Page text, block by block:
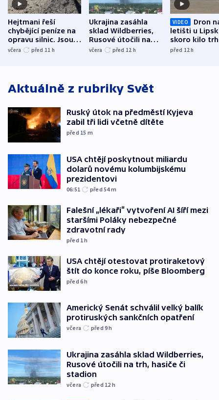
Hejtmani řeší
chybějící peníze na
opravu silnic. Jsou
nenárokové, namítá
včera před 11 h
Ukrajina zasáhla
sklad Wildberries,
Rusové útočili na
trh, hasiče či
včera před 12 h
VIDEO
Dron
letišti u
skoro kilo
indicie
před 12h
Aktuálně z rubriky Svět
Ruský útok na předměstí Kyjeva
zabil tři lidi včetně dítěte
před 15 m
USA chtějí poskytnout miliardu
dolarů novému kolumbijskému
prezidentovi
06:51 před 54m
Falešní „lékaři“ vytvoření AI šíří mezi
staršími Poláky nebezpečné
zdravotní rady
před 1h
USA chtějí otestovat protiraketový
štít do konce roku, píše Bloomberg
před 6h
Americký Senát schválil velký balík
protiruských sankčních opatření
včera před 9h
Ukrajina zasáhla sklad Wildberries,
Rusové útočili na trh, hasiče či
stadion
včera před 12 h